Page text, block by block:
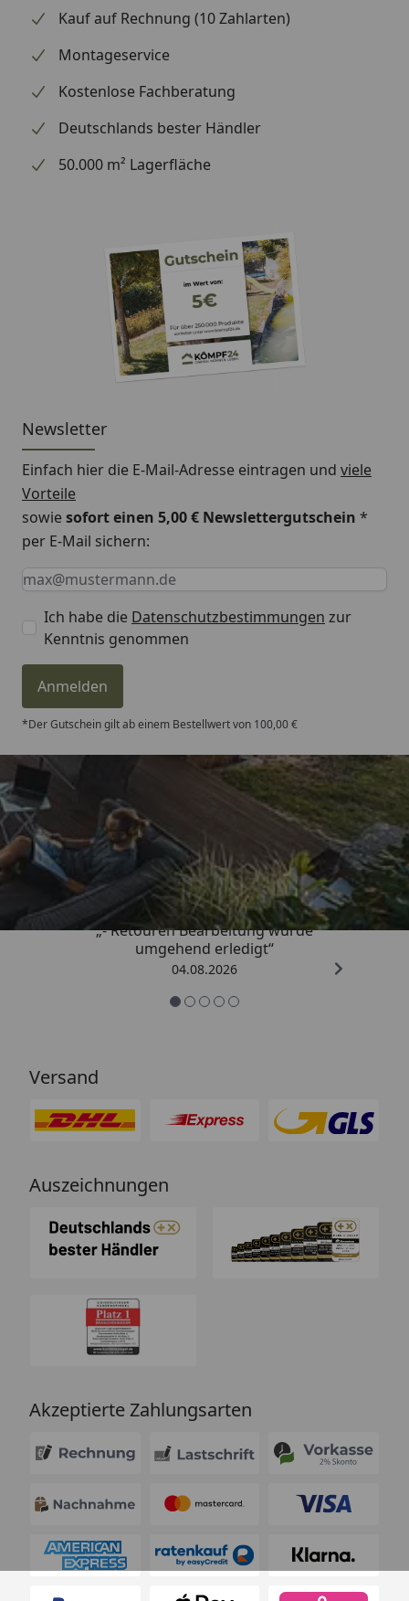
Kauf auf Rechnung (10 Zahlarten)
Montageservice
Kostenlose Fachberatung
Deutschlands bester Händler
50.000 m² Lagerfläche
Newsletter
Einfach hier die E-Mail-Adresse eintragen und viele
Vorteile
sowiesofort einen 5,00 € Newslettergutschein *
per E-Mail sichern:
Keine Eingabe erforderlich
Eingabe erforderlich
E-Mail *
Ich habe die Datenschutzbestimmungen zur
Kenntnis genommen
Anmelden
*Der Gutschein gilt ab einem Bestellwert von 100,00 €
Trusted Shops
4,81/ 5
„- Retouren Bearbeitung wurde
umgehend erledigt“
04.08.2026
Versand
Auszeichnungen
Akzeptierte Zahlungsarten